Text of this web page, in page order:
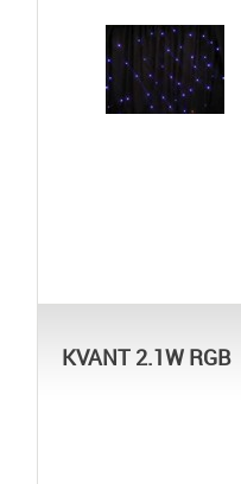
KVANT 2.1W RGB